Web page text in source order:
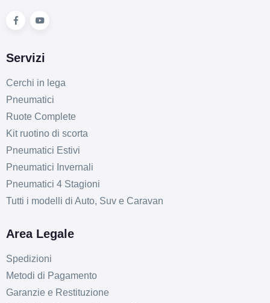
Servizi
Cerchi in lega
Pneumatici
Ruote Complete
Kit ruotino di scorta
Pneumatici Estivi
Pneumatici Invernali
Pneumatici 4 Stagioni
Tutti i modelli di Auto, Suv e Caravan
Area Legale
Spedizioni
Metodi di Pagamento
Garanzie e Restituzione